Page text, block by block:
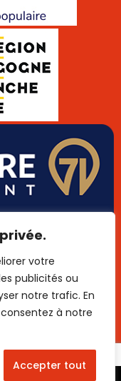
votre
publicités ou
notre trafic. En
à notre
Accepter tout
légales